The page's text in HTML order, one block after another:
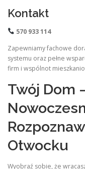
Kontakt
570 933 114
Zapewniamy fachowe
systemu oraz pełne
firm i wspólnot
Twój Dom
Otwocku
Wyobraź sobie, że